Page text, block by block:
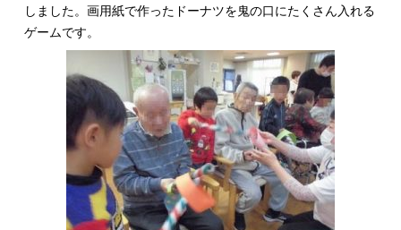
しました。画用紙で作ったドーナツを鬼の口にたくさん入れる
ゲームです。